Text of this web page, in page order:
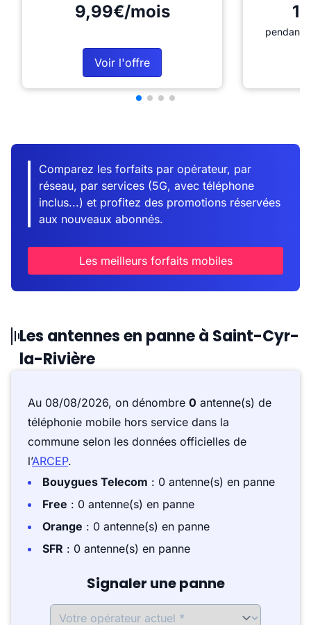
9,99€/mois
Voir l'offre
pendant
Comparez les forfaits par opérateur, par
réseau, par services (5G, avec téléphone
inclus...) et profitez des promotions réservées
aux nouveaux abonnés.
Les meilleurs forfaits mobiles
Les antennes en panne à Saint-Cyr-
la-Rivière
Au 08/08/2026, on dénombre 0 antenne(s) de
téléphonie mobile hors service dans la
commune selon les données officielles de
l’ARCEP.
Bouygues Telecom : 0 antenne(s) en panne
Free : 0 antenne(s) en panne
Orange : 0 antenne(s) en panne
SFR : 0 antenne(s) en panne
Signaler une panne